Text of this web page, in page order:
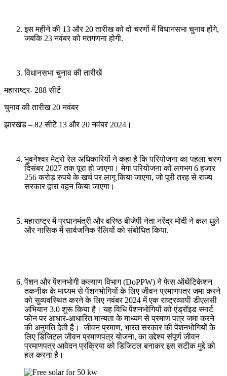
इस महीने की 13 और 20 तारीख को दो चरणों में विधानसभा चुनाव होंगे,
जबकि 23 नवंबर को मतगणना होगी.
विधानसभा चुनाव की तारीखें
महाराष्ट्र- 288 सीटें
चुनाव की तारीख 20 नवंबर
झारखंड – 82 सीटें 13 और 20 नवंबर 2024।
भुवनेश्वर मेट्रो रेल अधिकारियों ने कहा है कि परियोजना का पहला चरण
दिसंबर 2027 तक पूरा हो जाएगा। मेगा परियोजना को लगभग 6 हजार
256 करोड़ रुपये के खर्च पर लागू किया जाएगा, जो पूरी तरह से राज्य
सरकार द्वारा वहन किया जाएगा।
महाराष्ट्र में प्रधानमंत्री और वरिष्ठ बीजेपी नेता नरेंद्र मोदी ने कल धुले
और नासिक में सार्वजनिक रैलियों को संबोधित किया.
पेंशन और पेंशनभोगी कल्याण विभाग (DoPPW) ने फेस ऑथेंटिकेशन
तकनीक के माध्यम से पेंशनभोगियों के लिए जीवन प्रमाणपत्र जमा करने
को सुव्यवस्थित करने के लिए नवंबर 2024 में एक राष्ट्रव्यापी डीएलसी
अभियान 3.0 शुरू किया है। यह विधि पेंशनभोगियों को एंड्रॉइड स्मार्ट
फोन पर आधार-आधारित मान्यता के माध्यम से प्रमाण पत्र जमा करने
की अनुमति देती है। जीवन प्रमाण, भारत सरकार की पेंशनभोगियों के
लिए डिजिटल जीवन प्रमाणपत्र योजना, का उद्देश्य संपूर्ण जीवन
प्रमाणपत्र आवेदन प्रक्रिया को डिजिटल बनाकर इस सटीक मुद्दे को
हल करना है।